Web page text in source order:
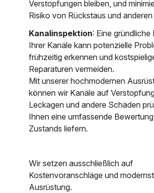
Verstopfungen bleiben, und
Risiko von Rückstaus und
Kanalinspektion: Eine
Ihrer Kanäle kann potenzielle
frühzeitig erkennen und
Reparaturen vermeiden.
Mit unserer hochmodernen
können wir Kanäle auf
Leckagen und andere Schäden
Ihnen eine umfassende
Zustands liefern.
Wir setzen ausschließlich auf
Kostenvoranschläge und
Ausrüstung.